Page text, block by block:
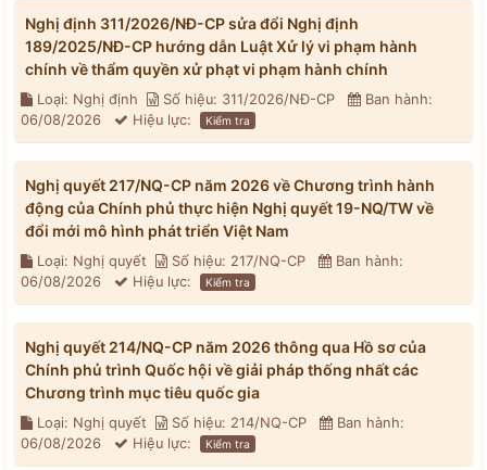
Nghị định 311/2026/NĐ-CP sửa đổi Nghị định
189/2025/NĐ-CP hướng dẫn Luật Xử lý vi phạm hành
chính về thẩm quyền xử phạt vi phạm hành chính
Loại: Nghị định Số hiệu: 311/2026/NĐ-CP
Ban hành:
06/08/2026
Hiệu lực: Kiểm tra
Nghị quyết 217/NQ-CP năm 2026 về Chương trình hành
động của Chính phủ thực hiện Nghị quyết 19-NQ/TW về
đổi mới mô hình phát triển Việt Nam
Loại: Nghị quyết Số hiệu: 217/NQ-CP
Ban hành:
06/08/2026
Hiệu lực: Kiểm tra
Nghị quyết 214/NQ-CP năm 2026 thông qua Hồ sơ của
Chính phủ trình Quốc hội về giải pháp thống nhất các
Chương trình mục tiêu quốc gia
Loại: Nghị quyết Số hiệu: 214/NQ-CP
Ban hành:
06/08/2026
Hiệu lực: Kiểm tra